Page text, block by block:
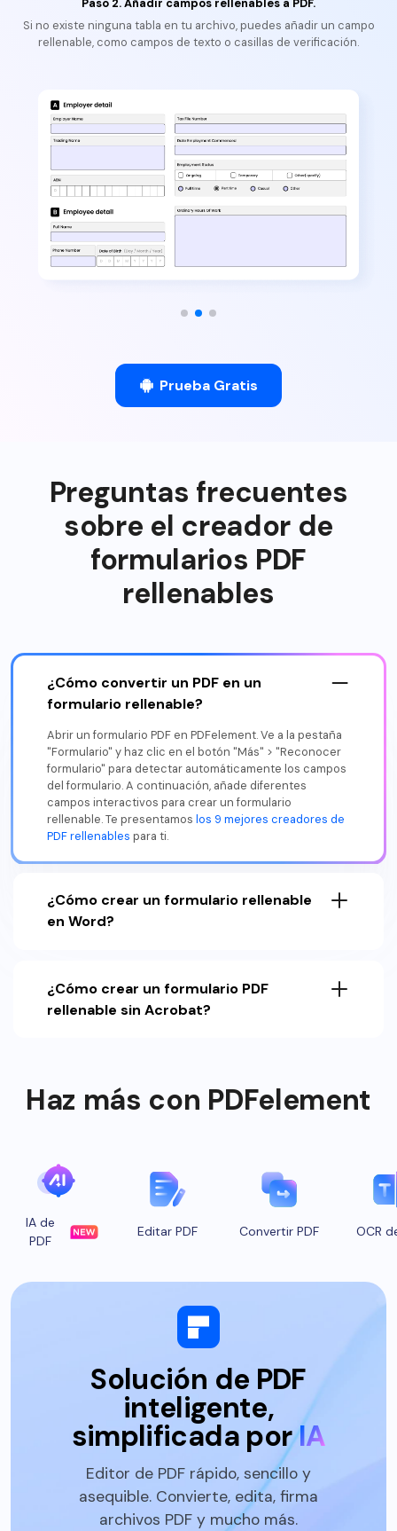
Si no existe ninguna tabla en tu archivo, puedes añadir un campo
rellenable, como campos de texto o casillas de verificación.
Prueba Gratis
Preguntas frecuentes
sobre el creador de
formularios PDF
rellenables
¿Cómo convertir un PDF en un
formulario rellenable?
Abrir un formulario PDF en PDFelement. Ve a la pestaña
"Formulario" y haz clic en el botón "Más" > "Reconocer
formulario" para detectar automáticamente los campos
del formulario. A continuación, añade diferentes
campos interactivos para crear un formulario
rellenable. Te presentamoslos 9 mejores creadores de
PDF rellenables para ti.
¿Cómo crear un formulario rellenable
en Word?
¿Cómo crear un formulario PDF
rellenable sin Acrobat?
Haz más con PDFelement
IA de
PDF
Editar PDF Convertir PDF OCR
Solución de PDF
inteligente,
simplificada porIA
Editor de PDF rápido, sencillo y
asequible. Convierte, edita, firma
archivos PDF y mucho más.